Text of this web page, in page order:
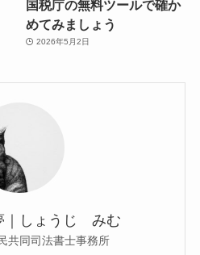
国税庁の無料ツールで確か
めてみましょう
2026年5月2日
しょうじ みむ
共同司法書士事務所